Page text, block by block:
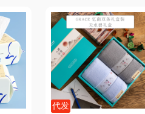
纽曼Newmine
（线上款）
佳帮手
十二夏天
戴可思
首佩
建军节 护士节 重阳节
代发